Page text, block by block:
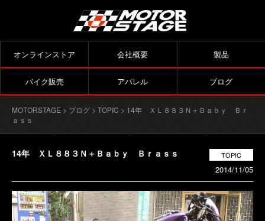
オンラインストア 会社概要 製品
バイク販売 アパレル ブログ
MOTORSTAGE > ブログ > TOPIC > 14年 ＸＬ８８３Ｎ＋Ｂａｂｙ Ｂｒ
ａｓｓ
14年 ＸＬ８８３Ｎ＋Ｂａｂｙ Ｂｒａｓｓ TOPIC
2014/11/05